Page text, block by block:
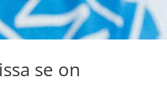
se on